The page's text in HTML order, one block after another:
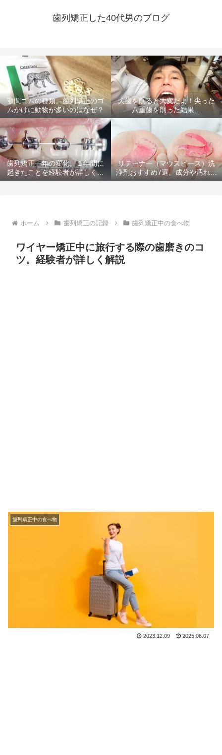
歯列矯正した40代男のブログ
顎間ゴムの種類。歯列矯正のゴ
ムかけに動物が多いのはなぜ？
犬歯を削ると大変だよ！尖った
八重歯を削った結果…
歯列矯正一年の変化。１年間に
起きたことを経験者が詳しく解
説
リテーナー（マウスピース）洗
浄剤おすすめ7選。成分や汚れ落
ちを比較
ホーム 歯列矯正の記録 歯列矯正中の食べ物
ワイヤー矯正中に旅行する際の歯磨きのコ
ツ。経験者が詳しく解説
歯列矯正中の食べ物
2023.12.09 2025.08.07